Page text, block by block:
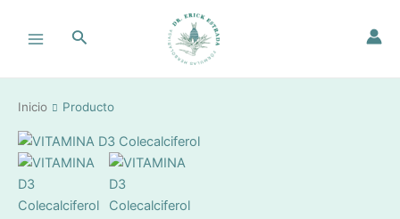
Menu
Buscar
Inicio Producto